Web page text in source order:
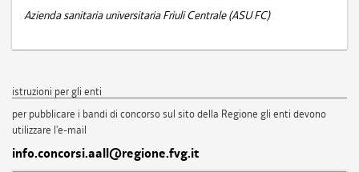
Azienda sanitaria universitaria Friuli Centrale (ASU FC)
istruzioni per gli enti
per pubblicare i bandi di concorso sul sito della Regione gli enti devono
utilizzare l'e-mail
info.concorsi.aall@regione.fvg.it